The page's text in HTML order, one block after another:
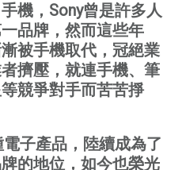
機， Sony曾是許多人
品牌，然而這些年
被手機取代，冠絕業
擠壓，就連手機、筆
競爭對手而苦苦掙
子產品，陸續成為了
的地位，如今也榮光